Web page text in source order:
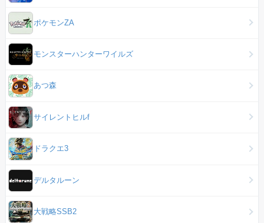
ポケモンZA
モンスターハンターワイルズ
あつ森
サイレントヒルf
ドラクエ3
デルタルーン
大戦略SSB2